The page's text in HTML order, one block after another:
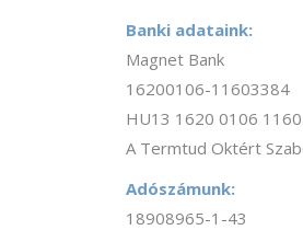
Banki adataink:
Magnet Bank
16200106-11603384
HU13 1620 0106
A Termtud Oktért
Adószámunk:
18908965-1-43